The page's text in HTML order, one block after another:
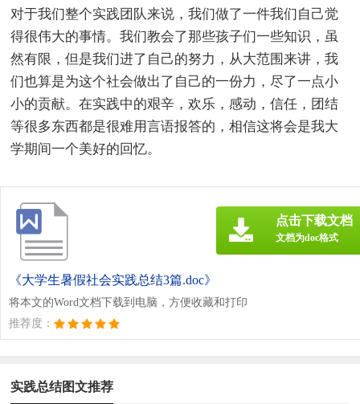
对于我们整个实践团队来说，我们做了一件我们自己觉
得很伟大的事情。我们教会了那些孩子们一些知识，虽
然有限，但是我们进了自己的努力，从大范围来讲，我
们也算是为这个社会做出了自己的一份力，尽了一点小
小的贡献。在实践中的艰辛，欢乐，感动，信任，团结
等很多东西都是很难用言语报答的，相信这将会是我大
学期间一个美好的回忆。
《大学生暑假社会实践总结3篇.doc》
将本文的Word文档下载到电脑，方便收藏和打印
推荐度：
点击下载文档
文档为doc格式
实践总结图文推荐